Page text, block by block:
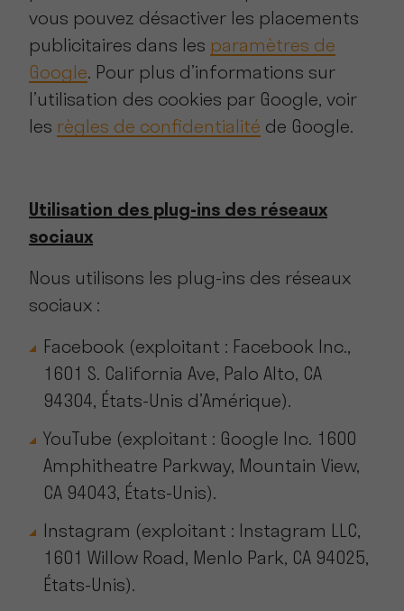
vous pouvez désactiver les placements
publicitaires dans les paramètres de
Google. Pour plus d’informations sur
l’utilisation des cookies par Google, voir
les règles de confidentialité de Google.
Utilisation des plug-ins des réseaux
sociaux
Nous utilisons les plug-ins des réseaux
sociaux :
Facebook (exploitant : Facebook Inc.,
1601 S. California Ave, Palo Alto, CA
94304, États-Unis d’Amérique).
YouTube (exploitant : Google Inc. 1600
Amphitheatre Parkway, Mountain View,
CA 94043, États-Unis).
Instagram (exploitant : Instagram LLC,
1601 Willow Road, Menlo Park, CA 94025,
États-Unis).